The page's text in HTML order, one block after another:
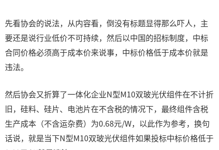
先看协会的说法，从内容看，倒没有标题显得那么吓人，主
要还是说行业低价不可持续，然后以中国的招标制度，中标
合同价格必须高于成本价来说事，中标价格低于成本价就是
违法。
然后协会又折算了一体化企业N型M10双玻光伏组件在不计折
旧，硅料、硅片、电池片在不含税的情况下，最终组件含税
生产成本（不含运杂费）为0.68元/W，以此作为参考，换句
话说，就是当下N型M10双玻光伏组件如果投标中标价格低于